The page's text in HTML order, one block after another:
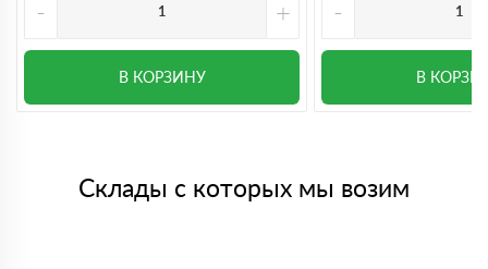
- +
В КОРЗИНУ
-
В
Склады с которых мы возим